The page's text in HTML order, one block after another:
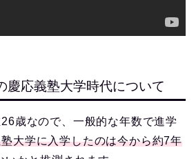
慶応義塾大学時代について
歳なので、一般的な年数で進学
大学に入学したのは今から約7年